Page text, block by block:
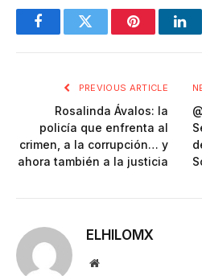
FacebookTwitter Pinterest
PREVIOUS ARTICLE
Rosalinda Ávalos: la
policía que enfrenta al
crimen, a la corrupción… y
ahora también a la justicia
ELHILOMX
Website